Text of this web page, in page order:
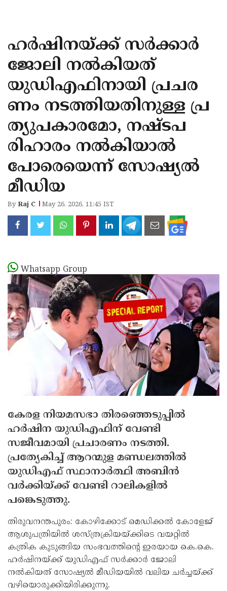
KANNUR
KASARAGOD
ഹര്‍ഷിനയ്ക്ക് സര്‍ക്കാര്‍
ജോലി നല്‍കിയത്
യുഡിഎഫിനായി പ്രചര
ണം നടത്തിയതിനുള്ള പ്ര
ത്യുപകാരമോ, നഷ്ടപ
രിഹാരം നല്‍കിയാല്‍
പോരെയെന്ന് സോഷ്യല്‍
മീഡിയ
ByRaj C May 26, 2026, 11:45 IST
Whatsapp Group
കേരള നിയമസഭാ തിരഞ്ഞെടുപ്പില്‍
ഹര്‍ഷിന യുഡിഎഫിന് വേണ്ടി
സജീവമായി പ്രചാരണം നടത്തി.
പ്രത്യേകിച്ച് ആറന്മുള മണ്ഡലത്തില്‍
യുഡിഎഫ് സ്ഥാനാര്‍ത്ഥി അബിന്‍
വര്‍ക്കിയ്ക്ക് വേണ്ടി റാലികളില്‍
പങ്കെടുത്തു.
തിരുവനന്തപുരം: കോഴിക്കോട് മെഡിക്കല്‍ കോളേജ്
ആശുപത്രിയില്‍ ശസ്ത്രക്രിയയ്ക്കിടെ വയറ്റില്‍
കത്രിക കുടുങ്ങിയ സംഭവത്തിന്റെ ഇരയായ കെ.കെ.
ഹര്‍ഷിനയ്ക്ക് യുഡിഎഫ് സര്‍ക്കാര്‍ ജോലി
നല്‍കിയത് സോഷ്യല്‍ മീഡിയയില്‍ വലിയ ചര്‍ച്ചയ്ക്ക്
വഴിയൊരുക്കിയിരിക്കുന്നു.